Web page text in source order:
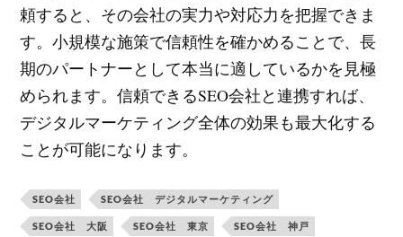
頼すると、その会社の実力や対応力を把握できま
す。小規模な施策で信頼性を確かめることで、長
期のパートナーとして本当に適しているかを見極
められます。信頼できるSEO会社と連携すれば、
デジタルマーケティング全体の効果も最大化する
ことが可能になります。
SEO会社 SEO会社 デジタルマーケティング
SEO会社 大阪 SEO会社 東京 SEO会社 神戸